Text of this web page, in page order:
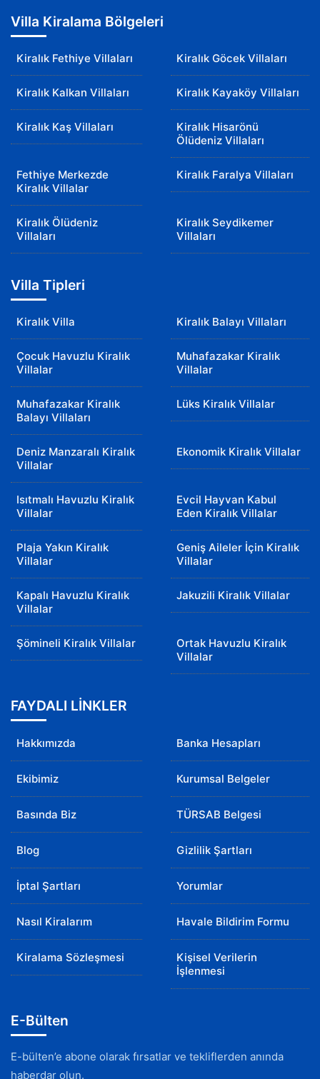
Villa Kiralama Bölgeleri
Kiralık Fethiye Villaları Kiralık Göcek Villaları
Kiralık Kalkan Villaları Kiralık Kayaköy Villaları
Kiralık Kaş Villaları
Kiralık Hisarönü
Ölüdeniz Villaları
Fethiye Merkezde
Kiralık Villalar
Kiralık Faralya Villaları
Kiralık Ölüdeniz
Villaları
Kiralık Seydikemer
Villaları
Villa Tipleri
Kiralık Villa Kiralık Balayı Villaları
Çocuk Havuzlu Kiralık
Villalar
Muhafazakar Kiralık
Villalar
Muhafazakar Kiralık
Balayı Villaları
Lüks Kiralık Villalar
Deniz Manzaralı Kiralık
Villalar
Ekonomik Kiralık Villalar
Isıtmalı Havuzlu Kiralık
Villalar
Evcil Hayvan Kabul
Eden Kiralık Villalar
Plaja Yakın Kiralık
Villalar
Geniş Aileler İçin Kiralık
Villalar
Kapalı Havuzlu Kiralık
Villalar
Jakuzili Kiralık Villalar
Şömineli Kiralık Villalar
Ortak Havuzlu Kiralık
Villalar
FAYDALI LİNKLER
Hakkımızda Banka Hesapları
Ekibimiz Kurumsal Belgeler
Basında Biz TÜRSAB Belgesi
Blog Gizlilik Şartları
İptal Şartları Yorumlar
Nasıl Kiralarım Havale Bildirim Formu
Kiralama Sözleşmesi
Kişisel Verilerin
İşlenmesi
E-Bülten
E-bülten’e abone olarak fırsatlar ve tekliflerden anında
haberdar olun.